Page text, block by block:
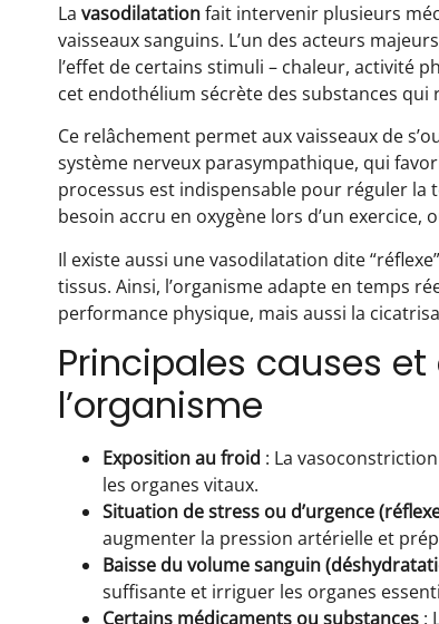
La vasodilatationfait intervenir plusieurs
vaisseaux sanguins. L’un des acteurs majeurs
l’effet de certains stimuli – chaleur, activité
cet endothélium sécrète des substances
Ce relâchement permet aux vaisseaux de
système nerveux parasympathique, qui
processus est indispensable pour réguler
besoin accru en oxygène lors d’un
Il existe aussi une vasodilatation dite
tissus. Ainsi, l’organisme adapte en temps
performance physique, mais aussi la
Principales causes
l’organisme
Exposition au froid : La
les organes vitaux.
Situation de stress ou d’urgence
augmenter la pression artérielle et
Baisse du volume sanguin
suffisante et irriguer les organes
Certains médicaments ou substances :